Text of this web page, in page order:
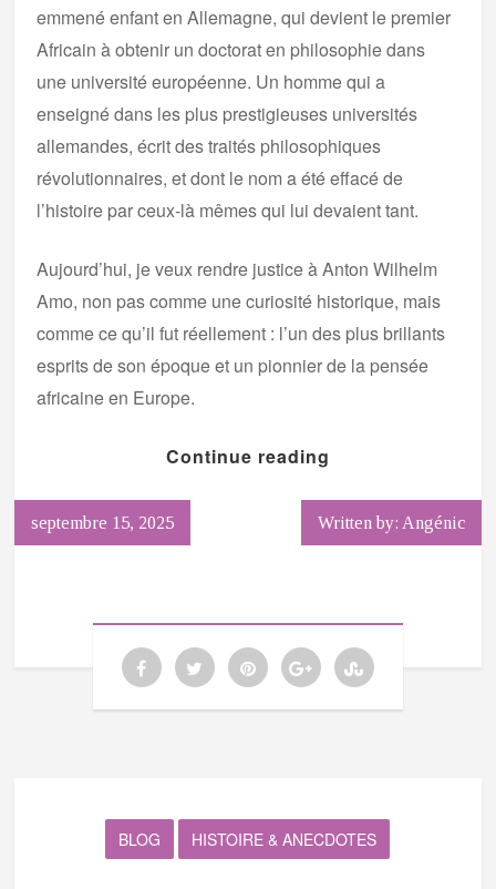
emmené enfant en Allemagne, qui devient le premier
Africain à obtenir un doctorat en philosophie dans
une université européenne. Un homme qui a
enseigné dans les plus prestigieuses universités
allemandes, écrit des traités philosophiques
révolutionnaires, et dont le nom a été effacé de
l’histoire par ceux-là mêmes qui lui devaient tant.
Aujourd’hui, je veux rendre justice à Anton Wilhelm
Amo, non pas comme une curiosité historique, mais
comme ce qu’il fut réellement : l’un des plus brillants
esprits de son époque et un pionnier de la pensée
africaine en Europe.
Continue reading
septembre 15, 2025 Written by: Angénic
BLOG HISTOIRE & ANECDOTES